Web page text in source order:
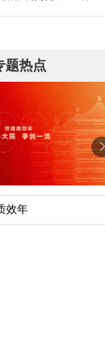
题热点
先生